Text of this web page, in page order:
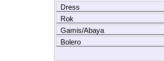
Dress
Rok
Gamis/Abaya
Bolero